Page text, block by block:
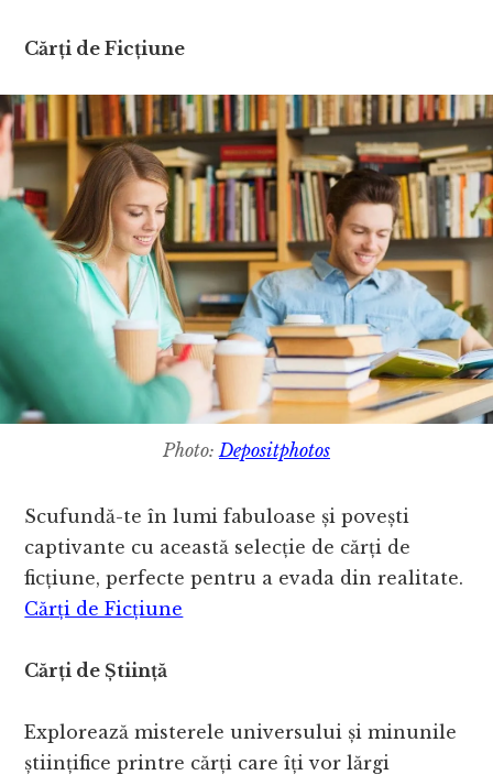
Cărți de Ficțiune
Photo: Depositphotos
Scufundă-te în lumi fabuloase și povești
captivante cu această selecție de cărți de
ficțiune, perfecte pentru a evada din realitate.
Cărți de Ficțiune
Cărți de Știință
Explorează misterele universului și minunile
științifice printre cărți care îți vor lărgi